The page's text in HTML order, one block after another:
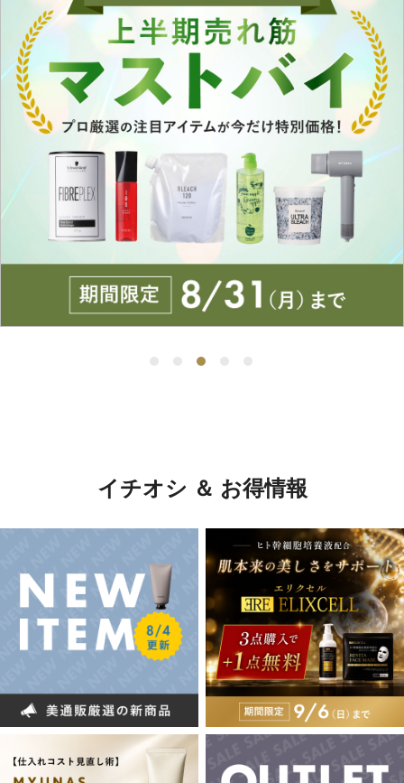
イチオシ ＆ お得情報